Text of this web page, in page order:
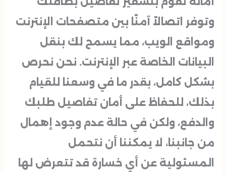
وتوفر اتصالاً آمنًا بين متصفحات الإنترنت
ومواقع الويب، مما يسمح لك بنقل
البيانات الخاصة عبر الإنترنت. نحن نحرص
بشكل كامل، بقدر ما في وسعنا للقيام
بذلك، للحفاظ على أمان تفاصيل طلبك
والدفع، ولكن في حالة عدم وجود إهمال
من جانبنا، لا يمكننا أن نتحمل
المسئولية عن أي خسارة قد تتعرض لها